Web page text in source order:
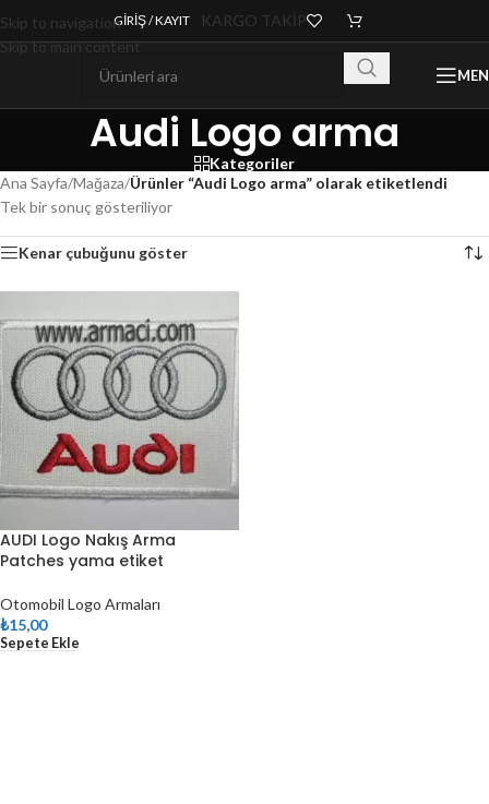
Skip to navigation
Skip to main content
GIRIŞ / KAYIT KARGO TAKİP
Audi Logo arma
Kategoriler
Ana Sayfa/Mağaza/Ürünler “Audi Logo arma” olarak etiketlendi
Tek bir sonuç gösteriliyor
Kenar çubuğunu göster
AUDI Logo Nakış Arma
Patches yama etiket
Otomobil Logo Armaları
₺15,00
Sepete Ekle